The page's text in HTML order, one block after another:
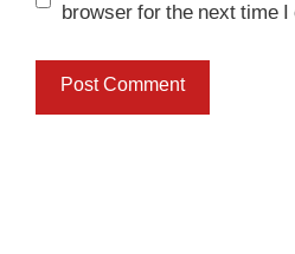
browser for the next time